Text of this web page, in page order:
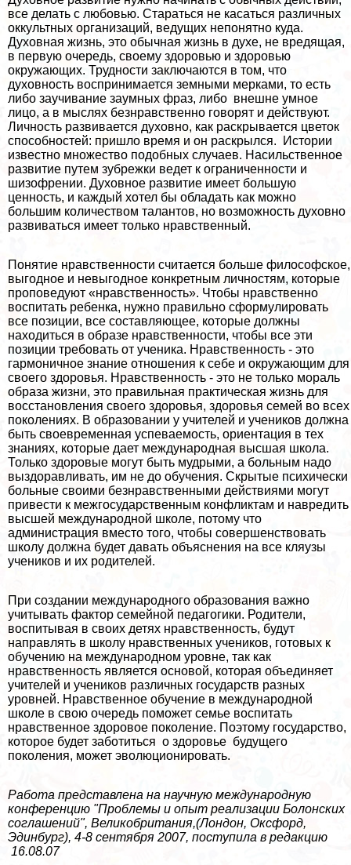
все делать с любовью. Стараться не касаться различных
оккультных организаций, ведущих непонятно куда.
Духовная жизнь, это обычная жизнь в духе, не вредящая,
в первую очередь, своему здоровью и здоровью
окружающих. Трудности заключаются в том, что
духовность воспринимается земными мерками, то есть
либо заучивание заумных фраз, либо внешне умное
лицо, а в мыслях безнравственно говорят и действуют.
Личность развивается духовно, как раскрывается цветок
способностей: пришло время и он раскрылся. Истории
известно множество подобных случаев. Насильственное
развитие путем зубрежки ведет к ограниченности и
шизофрении. Духовное развитие имеет большую
ценность, и каждый хотел бы обладать как можно
большим количеством талантов, но возможность духовно
развиваться имеет только нравственный.
Понятие нравственности считается больше философское,
выгодное и невыгодное конкретным личностям, которые
проповедуют «нравственность». Чтобы нравственно
воспитать ребенка, нужно правильно сформулировать
все позиции, все составляющее, которые должны
находиться в образе нравственности, чтобы все эти
позиции требовать от ученика. Нравственность - это
гармоничное знание отношения к себе и окружающим для
своего здоровья. Нравственность - это не только мораль
образа жизни, это правильная пpaктическая жизнь для
восстановления своего здоровья, здоровья семей во всех
поколениях. В образовании у учителей и учеников должна
быть своевременная успеваемость, ориентация в тех
знаниях, которые дает международная высшая школа.
Только здоровые могут быть мудрыми, а больным надо
выздоравливать, им не до обучения. Скрытые психически
больные своими безнравственными действиями могут
привести к межгосударственным конфликтам и навредить
высшей международной школе, потому что
администрация вместо того, чтобы совершенствовать
школу должна будет давать объяснения на все кляузы
учеников и их родителей.
При создании международного образования важно
учитывать фактор семейной педагогики. Родители,
воспитывая в своих детях нравственность, будут
направлять в школу нравственных учеников, готовых к
обучению на международном уровне, так как
нравственность является основой, которая объединяет
учителей и учеников различных государств разных
уровней. Нравственное обучение в международной
школе в свою очередь поможет семье воспитать
нравственное здоровое поколение. Поэтому государство,
которое будет заботиться о здоровье будущего
поколения, может эволюционировать.
Работа представлена на научную международную
конференцию "Проблемы и опыт реализации Болонских
соглашений", Великобритания,(Лондон, Оксфорд,
Эдинбург), 4-8 сентября 2007, поступила в редакцию
16.08.07